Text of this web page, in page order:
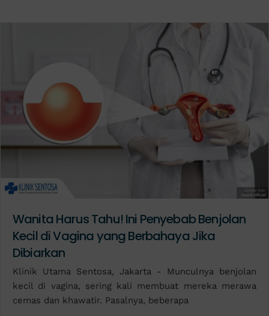
Wanita Harus Tahu! Ini Penyebab Benjolan
Kecil di Vagina yang Berbahaya Jika
Dibiarkan
Klinik Utama Sentosa, Jakarta - Munculnya benjolan
kecil di vagina, sering kali membuat mereka merawa
cemas dan khawatir. Pasalnya, beberapa